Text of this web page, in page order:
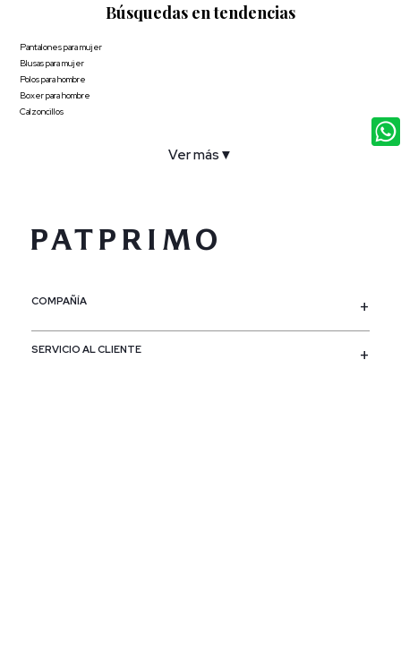
Búsquedas en tendencias
Pantalones para mujer
Blusas para mujer
Polos para hombre
Boxer para hombre
Calzoncillos
Ver más ▼
COMPAÑÍA
SERVICIO AL CLIENTE